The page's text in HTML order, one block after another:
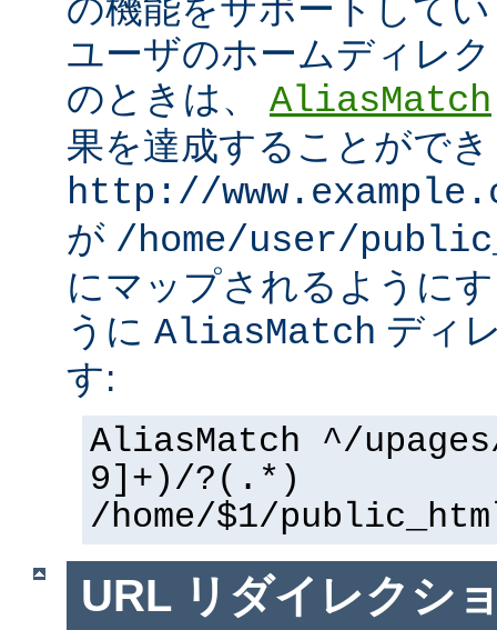
の機能をサポートして
ユーザのホームディレ
のときは、 AliasMatch
果を達成することがで
http://
が /home/user/
にマップされるように
うに AliasMatch ディ
す:
AliasMatch ^/
9]+)/?(.*)
/home/$1/
URL リダイレクシ